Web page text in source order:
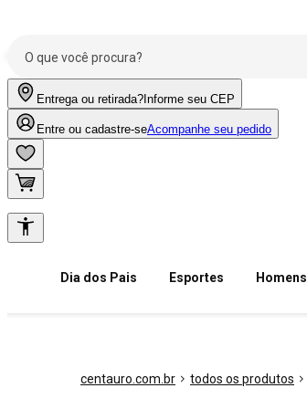
Entrega ou retirada? Informe seu CEP
Entre ou cadastre-seAcompanhe seu pedido
Dia dos Pais Esportes Homens
centauro.com.br todos os produtos